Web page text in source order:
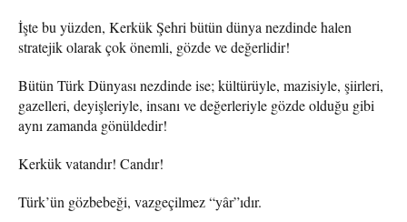
İşte bu yüzden, Kerkük Şehri bütün dünya nezdinde halen
stratejik olarak çok önemli, gözde ve değerlidir!
Bütün Türk Dünyası nezdinde ise; kültürüyle, mazisiyle, şiirleri,
gazelleri, deyişleriyle, insanı ve değerleriyle gözde olduğu gibi
aynı zamanda gönüldedir!
Kerkük vatandır! Candır!
Türk’ün gözbebeği, vazgeçilmez “yâr”ıdır.